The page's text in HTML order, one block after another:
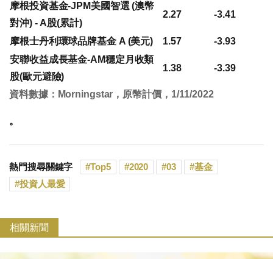
摩根投資基金-JPM美國智選 (澳幣
對沖) - A股(累計)
2.27 -3.41
摩根士丹利環球品牌基金 A (美元) 1.57
-3.93
安聯收益成長基金-AM穩定月收類
股(歐元避險)
1.38 -3.39
資料數據：Morningstar，原幣計價，1/11/2022
。
熱門搜尋關鍵字 Top5 2020 03
基金
投資人最愛
相關新聞